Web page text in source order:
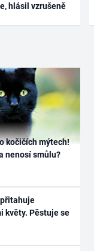
hlásil vzrušeně
kočičích mýtech!
nenosí smůlu?
květy. Pěstuje se